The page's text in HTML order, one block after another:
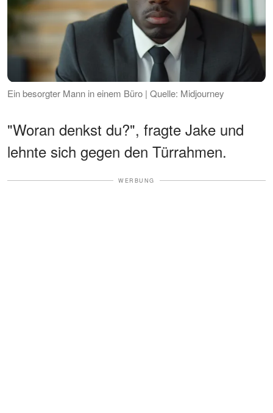
Ein besorgter Mann in einem Büro | Quelle: Midjourney
"Woran denkst du?", fragte Jake und
lehnte sich gegen den Türrahmen.
WERBUNG